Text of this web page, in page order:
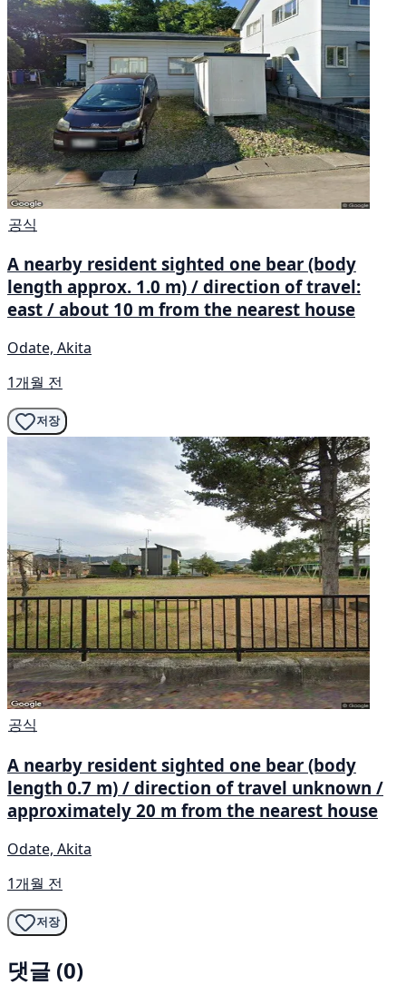
공식
A nearby resident sighted one bear (body
length approx. 1.0 m) / direction of travel:
east / about 10 m from the nearest house
Odate, Akita
1개월 전
저장
공식
A nearby resident sighted one bear (body
length 0.7 m) / direction of travel unknown /
approximately 20 m from the nearest house
Odate, Akita
1개월 전
저장
댓글 (0)